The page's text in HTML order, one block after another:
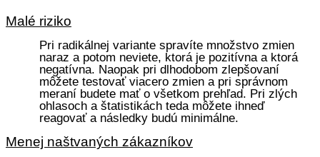
Malé riziko
Pri radikálnej variante spravíte množstvo zmien
naraz a potom neviete, ktorá je pozitívna a ktorá
negatívna. Naopak pri dlhodobom zlepšovaní
môžete testovať viacero zmien a pri správnom
meraní budete mať o všetkom prehľad. Pri zlých
ohlasoch a štatistikách teda môžete ihneď
reagovať a následky budú minimálne.
Menej naštvaných zákazníkov